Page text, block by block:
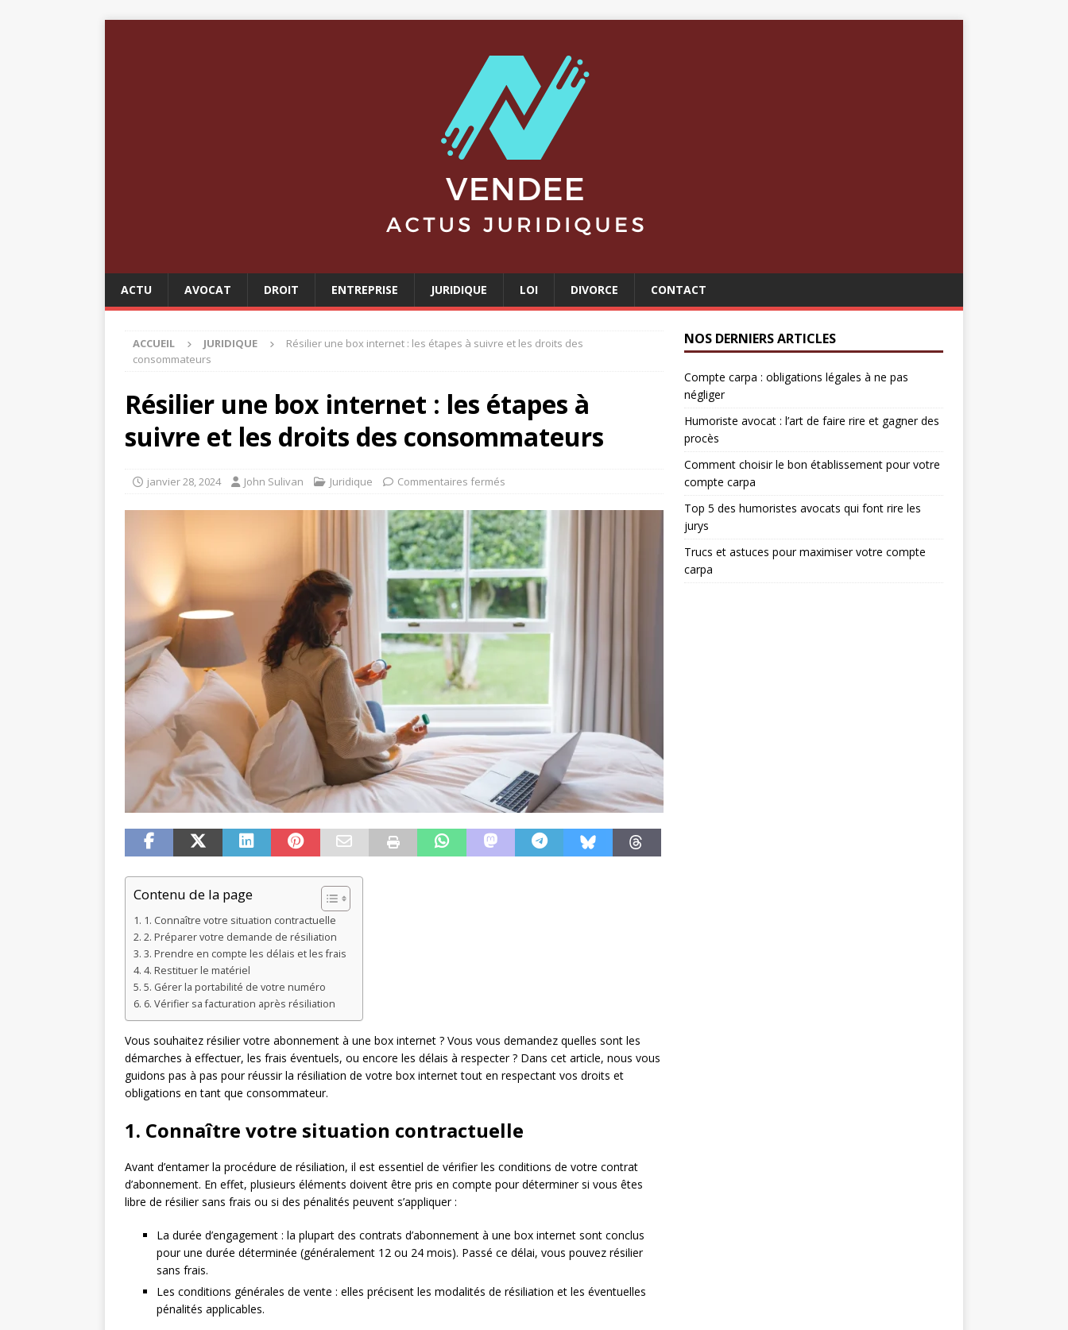
ACTU AVOCAT DROIT ENTREPRISE JURIDIQUE LOI DIVORCE CONTACT
ACCUEIL JURIDIQUE
Résilier une box internet : les étapes à suivre et les droits des
consommateurs
Résilier une box internet : les étapes à
suivre et les droits des consommateurs
janvier 28, 2024 John Sulivan Juridique Commentaires fermés
Contenu de la page
1. Connaître votre situation contractuelle
2. Préparer votre demande de résiliation
3. Prendre en compte les délais et les frais
4. Restituer le matériel
5. Gérer la portabilité de votre numéro
6. Vérifier sa facturation après résiliation
Vous souhaitez résilier votre abonnement à une box internet ? Vous vous demandez quelles sont les
démarches à effectuer, les frais éventuels, ou encore les délais à respecter ? Dans cet article, nous vous
guidons pas à pas pour réussir la résiliation de votre box internet tout en respectant vos droits et
obligations en tant que consommateur.
1. Connaître votre situation contractuelle
Avant d’entamer la procédure de résiliation, il est essentiel de vérifier les conditions de votre contrat
d’abonnement. En effet, plusieurs éléments doivent être pris en compte pour déterminer si vous êtes
libre de résilier sans frais ou si des pénalités peuvent s’appliquer :
La durée d’engagement : la plupart des contrats d’abonnement à une box internet sont conclus
pour une durée déterminée (généralement 12 ou 24 mois). Passé ce délai, vous pouvez résilier
sans frais.
Les conditions générales de vente : elles précisent les modalités de résiliation et les éventuelles
pénalités applicables.
NOS DERNIERS ARTICLES
Compte carpa : obligations légales à ne pas
négliger
Humoriste avocat : l’art de faire rire et gagner des
procès
Comment choisir le bon établissement pour votre
compte carpa
Top 5 des humoristes avocats qui font rire les
jurys
Trucs et astuces pour maximiser votre compte
carpa